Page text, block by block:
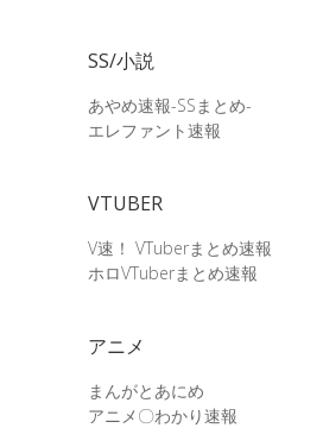
SS/小説
あやめ速報-SSまとめ-
エレファント速報
VTUBER
V速！ VTuberまとめ速報
ホロVTuberまとめ速報
アニメ
まんがとあにめ
アニメ〇わかり速報